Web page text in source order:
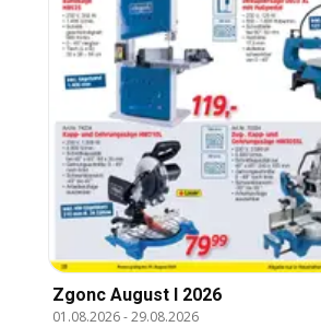
Zgonc August I 2026
01.08.2026-29.08.2026